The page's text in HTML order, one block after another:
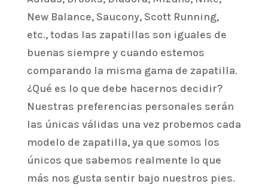
New Balance, Saucony, Scott Running,
etc., todas las zapatillas son iguales de
buenas siempre y cuando estemos
comparando la misma gama de zapatilla.
¿Qué es lo que debe hacernos decidir?
Nuestras preferencias personales serán
las únicas válidas una vez probemos cada
modelo de zapatilla, ya que somos los
únicos que sabemos realmente lo que
más nos gusta sentir bajo nuestros pies.